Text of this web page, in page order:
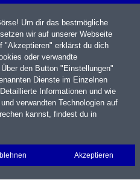
Portfolio Login
Um dir das bestmögliche
wir auf unserer Webseite
"Akzeptieren" erklärst du dich
oder verwandte
den Button "Einstellungen"
Dienste im Einzelnen
Informationen und wie
verwandten Technologien auf
kannst, findest du in
Akzeptieren